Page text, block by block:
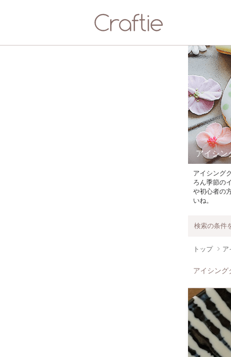
アイシン
アイシング
ろん季節の
や初心者の
いね。
検索の条件
トップ ア
アイシング